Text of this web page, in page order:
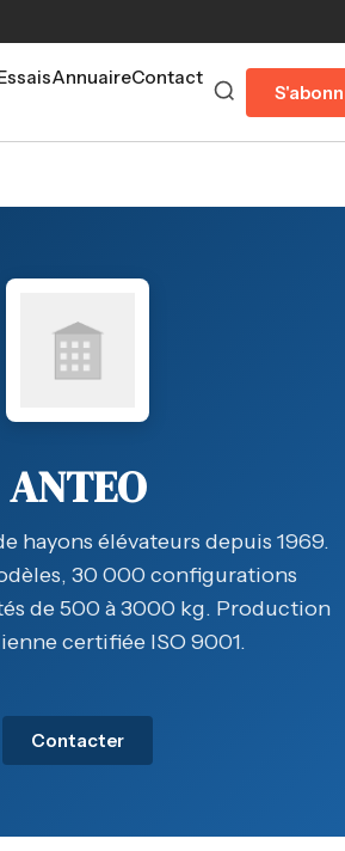
AnnuaireContact
ANTEO
hayons élévateurs depuis 1969.
30 000 configurations
de 500 à 3000 kg. Production
certifiée ISO 9001.
Contacter